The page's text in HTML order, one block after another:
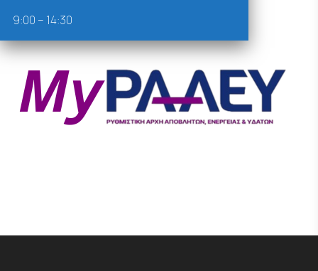
9:00 – 14:30